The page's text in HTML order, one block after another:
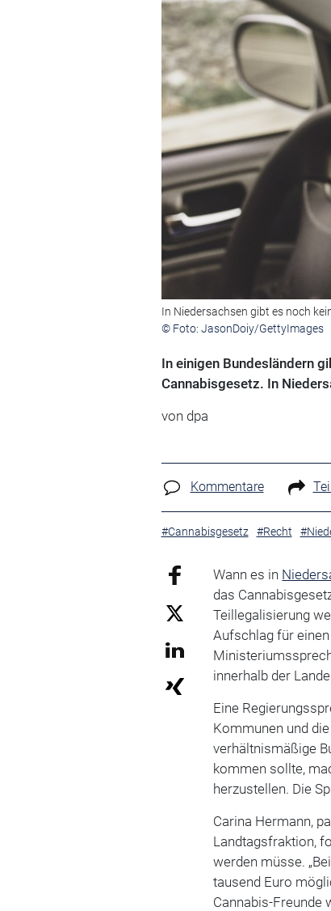
In Niedersachsen gibt es noch
© Foto: JasonDoiy/GettyImages
In einigen Bundesländern
Cannabisgesetz. In
von dpa
Kommentare
#Cannabisgesetz #Recht
Wann es in
das
Teillegalisierung
Aufschlag für
innerhalb der
Eine
Kommunen und
verhältnismäßige
kommen sollte,
herzustellen. Die
Carina Hermann,
Landtagsfraktion,
werden müsse.
tausend Euro
Cannabis-Freunde